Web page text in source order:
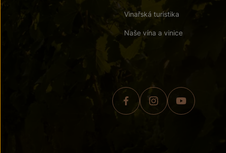
Vinařská turistika
Naše vína a vinice